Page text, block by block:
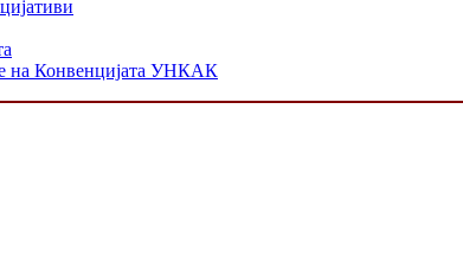
на Конвенцијата УНКАК